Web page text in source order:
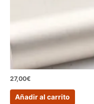
27,00€
Añadir al carrito